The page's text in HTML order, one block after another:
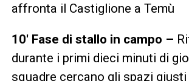
affronta il Castiglione a Temù
10′ Fase di stallo in campo –
durante i primi dieci minuti di
squadre cercano gli spazi